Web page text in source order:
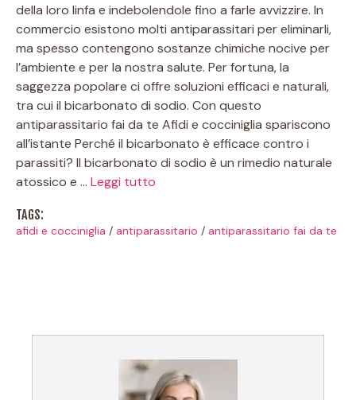
della loro linfa e indebolendole fino a farle avvizzire. In
commercio esistono molti antiparassitari per eliminarli,
ma spesso contengono sostanze chimiche nocive per
l’ambiente e per la nostra salute. Per fortuna, la
saggezza popolare ci offre soluzioni efficaci e naturali,
tra cui il bicarbonato di sodio. Con questo
antiparassitario fai da te Afidi e cocciniglia spariscono
all’istante Perché il bicarbonato è efficace contro i
parassiti? Il bicarbonato di sodio è un rimedio naturale
atossico e … Leggi tutto
TAGS:
afidi e cocciniglia / antiparassitario / antiparassitario fai da te